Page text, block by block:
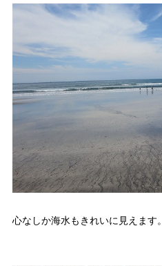
心なしか海水もきれいに見えます。